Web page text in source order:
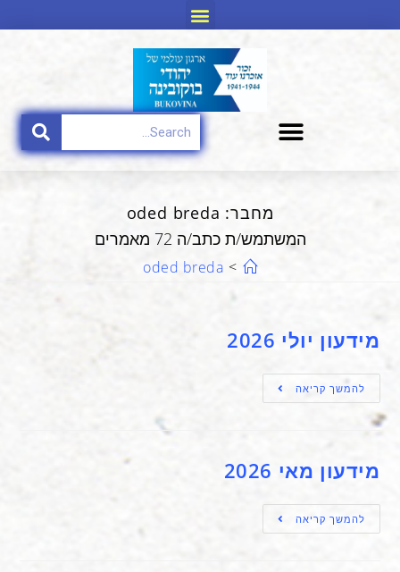
מחבר: oded breda
המשתמש/ת כתב/ה 72 מאמרים
>
oded breda
מידעון יולי 2026
להמשך קריאה
מידעון מאי 2026
להמשך קריאה